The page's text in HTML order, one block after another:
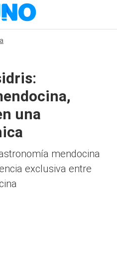
una
mendocina
exclusiva entre